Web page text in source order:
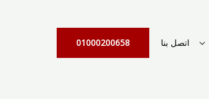
اتصل بنا 01000200658